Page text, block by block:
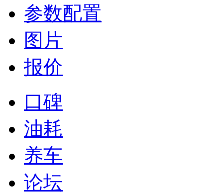
参数配置
图片
报价
口碑
油耗
养车
论坛